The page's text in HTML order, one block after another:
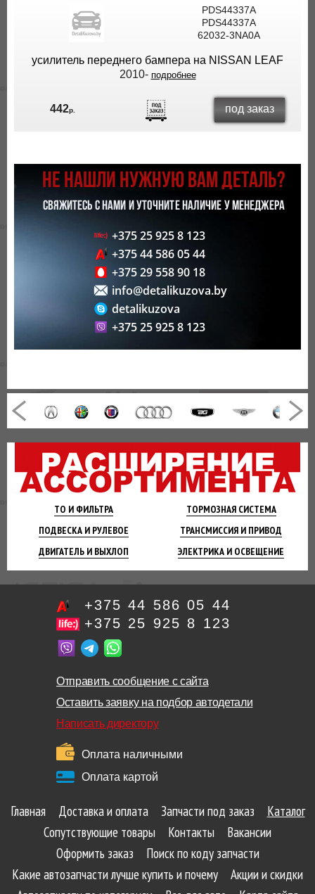
ТО И ФИЛЬТРА ТОРМОЗНАЯСИСТЕМА
ПОДВЕСКА И РУЛЕВОЕ ТРАНСМИССИЯ И ПРИВОД
ДВИГАТЕЛЬ И ВЫХЛОП ЭЛЕКТРИКА И ОСВЕЩЕНИЕ
PDS44337A
PDS44337A
62032-3NA0A
усилитель переднего бампера на NISSAN LEAF
2010- подробнее
442р. под заказ
НЕ НАШЛИ НУЖНУЮ ВАМ ДЕТАЛЬ?
СВЯЖИТЕСЬ С НАМИ И УТОЧНИТЕ НАЛИЧИЕ У МЕНЕДЖЕРА
+375 25 925 8 123
+375 44 586 05 44
+375 29 558 90 18
info@detalikuzova.by
detalikuzova
+375 25 925 8 123
+375 44 586 05 44
+375 25 925 8 123
Отправить сообщение с сайта
Оставить заявку на подбор автодетали
Написать директору
Оплата наличными
Оплата картой
Главная Доставка и оплата Запчасти под заказ
Каталог
Сопутствующие товары
Контакты
Вакансии
Оформить заказ
Поиск по коду запчасти
Какие автозапчасти лучше купить и почему
Акции и скидки